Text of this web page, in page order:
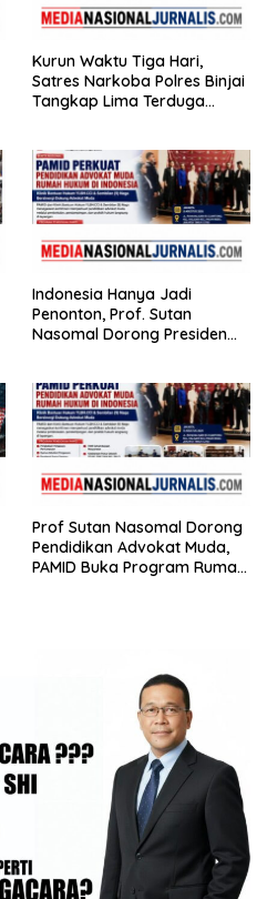
Kurun Waktu Tiga Hari,
Satres Narkoba Polres Binjai
Tangkap Lima Terduga
Indonesia Hanya Jadi
Penonton, Prof. Sutan
Nasomal Dorong Presiden
Terus Tertinggal
Prof Sutan Nasomal Dorong
Pendidikan Advokat Muda,
PAMID Buka Program Rumah